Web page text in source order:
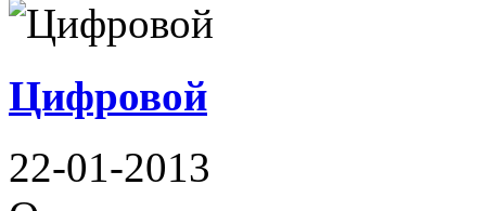
Цифровой
22-01-2013